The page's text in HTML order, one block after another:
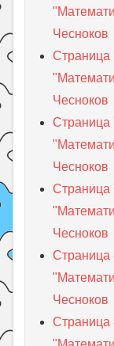
Чесноков
Страница
Чесноков
Страница
Чесноков
Страница
Чесноков
Страница
Чесноков
Страница